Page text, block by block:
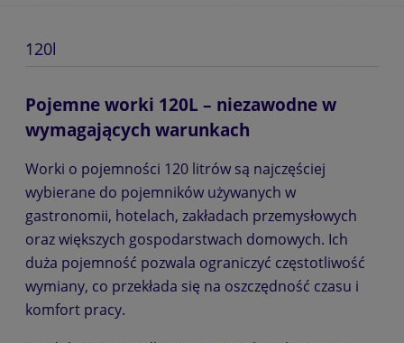
120l
Pojemne worki 120L – niezawodne w
wymagających warunkach
Worki o pojemności 120 litrów są najczęściej
wybierane do pojemników używanych w
gastronomii, hotelach, zakładach przemysłowych
oraz większych gospodarstwach domowych. Ich
duża pojemność pozwala ograniczyć częstotliwość
wymiany, co przekłada się na oszczędność czasu i
komfort pracy.